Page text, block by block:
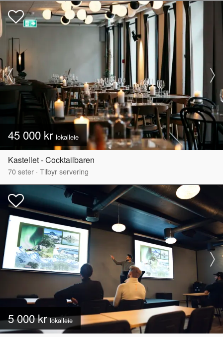
45 000 kr lokalleie
Kastellet - Cocktailbaren
70seter · Tilbyr servering
5 000 krlokalleie